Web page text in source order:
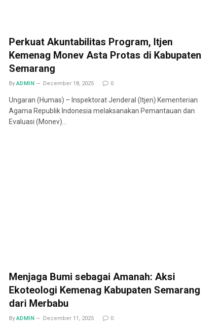
Perkuat Akuntabilitas Program, Itjen
Kemenag Monev Asta Protas di Kabupaten
Semarang
By ADMIN December 18, 2025 0
Ungaran (Humas) – Inspektorat Jenderal (Itjen) Kementerian
Agama Republik Indonesia melaksanakan Pemantauan dan
Evaluasi (Monev)…
Menjaga Bumi sebagai Amanah: Aksi
Ekoteologi Kemenag Kabupaten Semarang
dari Merbabu
By ADMIN December 11, 2025 0